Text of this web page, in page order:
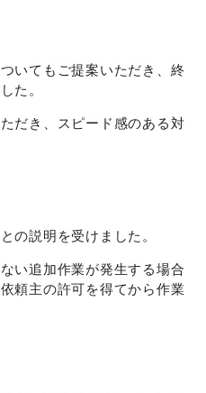
いてもご提案いただき、終
た。
だき、スピード感のある対
の説明を受けました。
い追加作業が発生する場合
頼主の許可を得てから作業